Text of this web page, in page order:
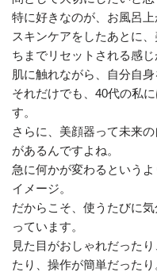
特に好きなのが、お風呂上
スキンケアをしたあとに
ちまでリセットされる感じ
肌に触れながら、自分自
それだけでも、40代の私
す。
さらに、美顔器って未来
があるんですよね。
急に何かが変わるという
イメージ。
だからこそ、使うたびに
っています。
見た目がおしゃれだった
たり、操作が簡単だったり